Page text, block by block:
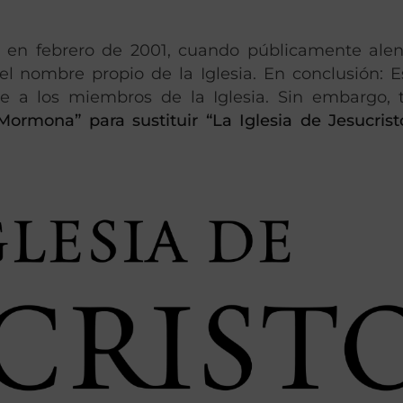
febrero de 2001, cuando públicamente
nombre propio de la Iglesia. En conclusión:
a los miembros de la Iglesia. Sin embargo,
para sustituir “La Iglesia de